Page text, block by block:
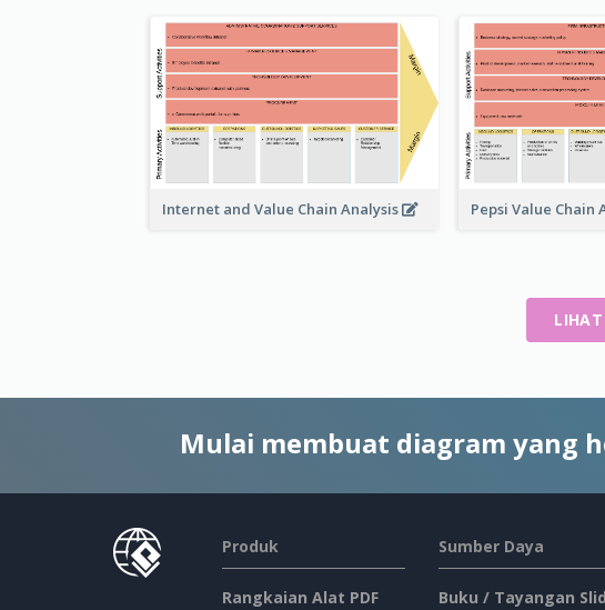
Internet and Value Chain Analysis Pepsi Value Chain
Mulai membuat diagram yang
Produk
Rangkaian Alat PDF
Sumber Daya
Buku / Tayangan